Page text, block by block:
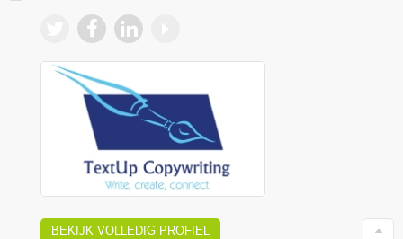
BEKIJK VOLLEDIG PROFIEL